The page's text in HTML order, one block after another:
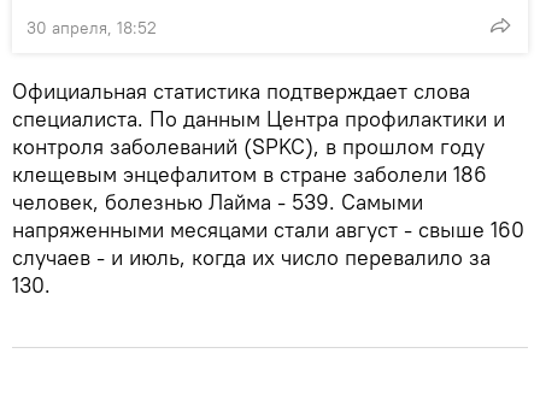
30 апреля, 18:52
Официальная статистика подтверждает слова
специалиста. По данным Центра профилактики и
контроля заболеваний (SPKC), в прошлом году
клещевым энцефалитом в стране заболели 186
человек, болезнью Лайма - 539. Самыми
напряженными месяцами стали август - свыше 160
случаев - и июль, когда их число перевалило за
130.